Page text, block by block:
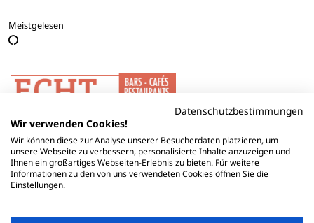
Meistgelesen
Datenschutzbestimmungen
Wir verwenden Cookies!
Wir können diese zur Analyse unserer Besucherdaten platzieren, um
unsere Webseite zu verbessern, personalisierte Inhalte anzuzeigen und
Ihnen ein großartiges Webseiten-Erlebnis zu bieten. Für weitere
Informationen zu den von uns verwendeten Cookies öffnen Sie die
Einstellungen.